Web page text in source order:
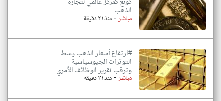
الذهب
مباشر-منذ ٣١ دقيقة
#ارتفاع أسعار الذهب وسط
التوترات الجيوسياسية
وترقب تقرير الوظائف الأمري
مباشر-منذ ٣١ دقيقة